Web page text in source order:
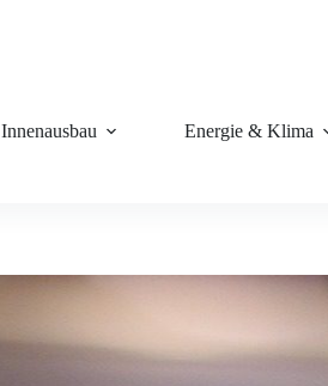
Innenausbau Energie & Klima